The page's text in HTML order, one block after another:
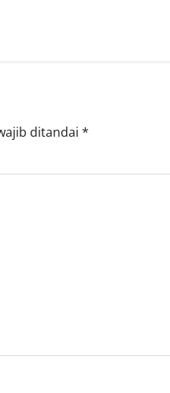
ditandai *